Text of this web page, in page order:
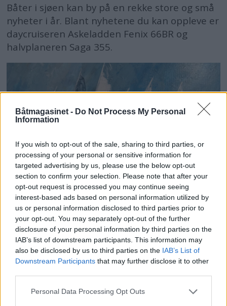
Båtmagasinet - Do Not Process My Personal
Information
If you wish to opt-out of the sale, sharing to third parties, or
processing of your personal or sensitive information for
targeted advertising by us, please use the below opt-out
section to confirm your selection. Please note that after your
opt-out request is processed you may continue seeing
interest-based ads based on personal information utilized by
us or personal information disclosed to third parties prior to
your opt-out. You may separately opt-out of the further
disclosure of your personal information by third parties on the
IAB’s list of downstream participants. This information may
also be disclosed by us to third parties on the IAB’s List of
Downstream Participants that may further disclose it to other
Personal Data Processing Opt Outs
Båter i sjøen kan by på en rekke store og små
nyheter i år. Blant nyhetene du kan oppleve er
daycruiseren Askeladden Fenix 66BR og
halvplaneren Saga 355.
PLUS
Lars O. Nordal - en
moderne marinemaler
– Båter og Risør hører sammen, sier Lars O.
Nordal til Båtmagasinet. Faren rådet ham til å